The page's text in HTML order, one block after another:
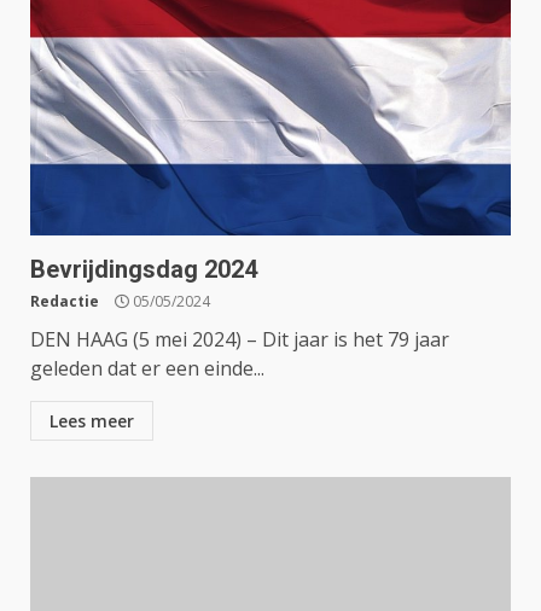
Bevrijdingsdag 2024
Redactie 05/05/2024
DEN HAAG (5 mei 2024) – Dit jaar is het 79 jaar
geleden dat er een einde...
Lees meer